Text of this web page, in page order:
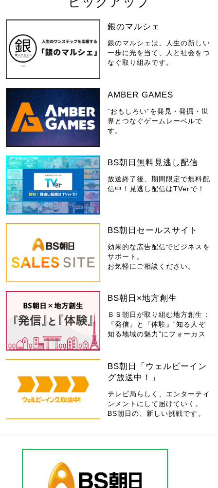
銀のマルシェ
銀のマルシェは、人生の新しい
一歩に光を当て、人と社会をつ
なぐ取り組みです。
AMBER GAMES
“おもしろい”を発見・発掘・世
界とつなぐゲームレーベルで
す。
BS朝日無料見逃し配信
放送終了後、期間限定で無料配
信中！見逃し配信はTVerで！
BS朝日セールスサイト
効果的な広告配信でビジネスを
サポート。
お気軽にご相談ください。
BS朝日×地方創生
ＢＳ朝日が取り組む地方創生：
『発信』と『体験』“知る人ぞ
知る地域の魅力”にフォーカス
BS朝日「ウェルビーイン
グ放送中！」
テレビ局らしく、エンターテイ
ンメントにして届けていく。
BS朝日の、新しい挑戦です。